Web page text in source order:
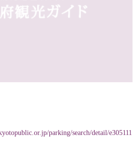
parking/search/detail/e305111